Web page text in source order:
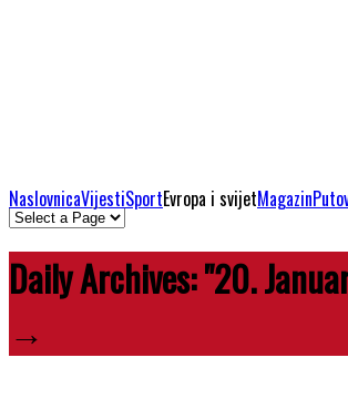
NaslovnicaVijestiSportEvropa i svijetMagazin
Daily Archives:"20.
→